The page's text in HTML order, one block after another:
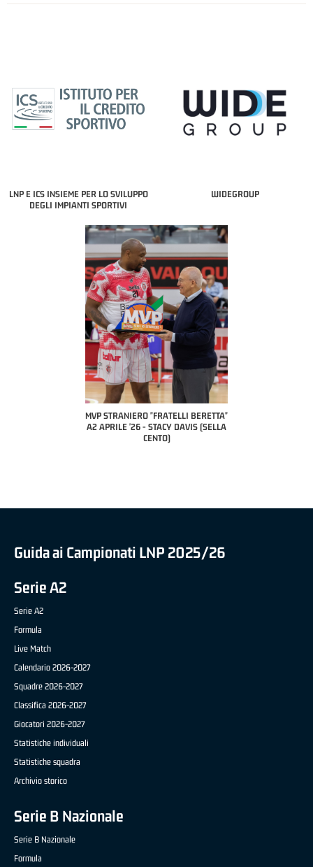
LNP E ICS INSIEME PER LO SVILUPPO
DEGLI IMPIANTI SPORTIVI
WIDEGROUP
MVP "FRATELLI BERETTA" SAMUEL
DILAS B NAZIONALE APRILE '26 -
MARCO RESTELLI (TAV TREVIGLIO
Guida ai Campionati LNP 2025/26
Serie A2
Serie A2
Formula
Live Match
Calendario 2026-2027
Squadre 2026-2027
Classifica 2026-2027
Giocatori 2026-2027
Statistiche individuali
Statistiche squadra
Archivio storico
Serie B Nazionale
Serie B Nazionale
Formula